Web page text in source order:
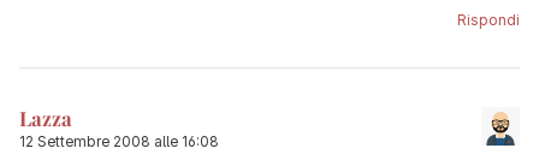
Rispondi
Lazza
12 Settembre 2008 alle 16:08